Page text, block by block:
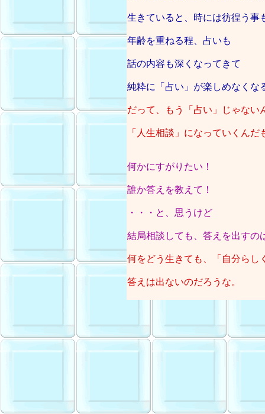
生きていると、時には彷徨う事
年齢を重ねる程、占いも
話の内容も深くなってきて
純粋に「占い」が楽しめなくな
だって、もう「占い」じゃない
「人生相談」になっていくんだ
何かにすがりたい！
誰か答えを教えて！
・・・と、思うけど
結局相談しても、答えを出すの
何をどう生きても、「自分らし
答えは出ないのだろうな。